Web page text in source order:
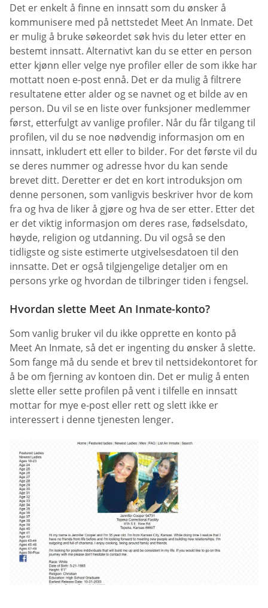
Det er enkelt å finne en innsatt som du ønsker å
kommunisere med på nettstedet Meet An Inmate. Det
er mulig å bruke søkeordet søk hvis du leter etter en
bestemt innsatt. Alternativt kan du se etter en person
etter kjønn eller velge nye profiler eller de som ikke har
mottatt noen e-post ennå. Det er da mulig å filtrere
resultatene etter alder og se navnet og et bilde av en
person. Du vil se en liste over funksjoner medlemmer
først, etterfulgt av vanlige profiler. Når du får tilgang til
profilen, vil du se noe nødvendig informasjon om en
innsatt, inkludert ett eller to bilder. For det første vil du
se deres nummer og adresse hvor du kan sende
brevet ditt. Deretter er det en kort introduksjon om
denne personen, som vanligvis beskriver hvor de kom
fra og hva de liker å gjøre og hva de ser etter. Etter det
er det viktig informasjon om deres rase, fødselsdato,
høyde, religion og utdanning. Du vil også se den
tidligste og siste estimerte utgivelsesdatoen til den
innsatte. Det er også tilgjengelige detaljer om en
persons yrke og hvordan de tilbringer tiden i fengsel.
Hvordan slette Meet An Inmate-konto?
Som vanlig bruker vil du ikke opprette en konto på
Meet An Inmate, så det er ingenting du ønsker å slette.
Som fange må du sende et brev til nettsidekontoret for
å be om fjerning av kontoen din. Det er mulig å enten
slette eller sette profilen på vent i tilfelle en innsatt
mottar for mye e-post eller rett og slett ikke er
interessert i denne tjenesten lenger.